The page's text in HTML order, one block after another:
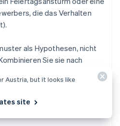
die das Verhalten
als Hypothesen, nicht
Sie sie nach
immer im Kontext:
mit
und
Austria, but it looks like
site